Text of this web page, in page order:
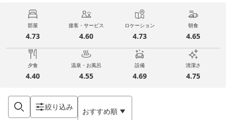
部屋
4.73
接客・サービス
4.60
ロケーション
4.73
朝食
4.65
夕食
4.40
温泉・お風呂
4.55
設備
4.69
清潔さ
4.75
絞り込み おすすめ順